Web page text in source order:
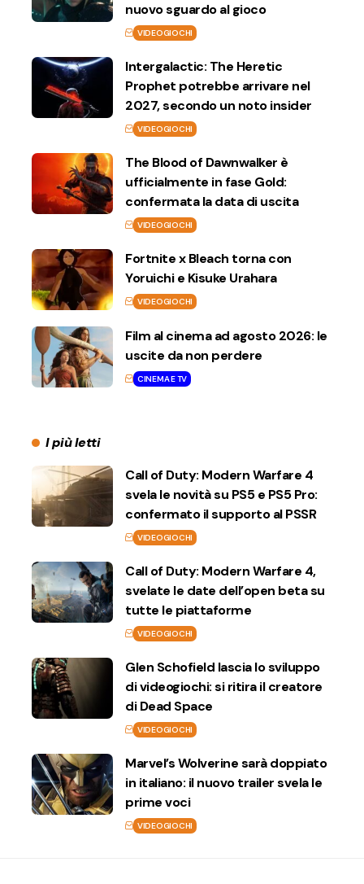
nuovo sguardo al gioco
VIDEOGIOCHI
Intergalactic: The Heretic
Prophet potrebbe arrivare nel
2027, secondo un noto insider
VIDEOGIOCHI
The Blood of Dawnwalker è
ufficialmente in fase Gold:
confermata la data di uscita
VIDEOGIOCHI
Fortnite x Bleach torna con
Yoruichi e Kisuke Urahara
VIDEOGIOCHI
Film al cinema ad agosto 2026: le
uscite da non perdere
CINEMA E TV
I più letti
Call of Duty: Modern Warfare 4
svela le novità su PS5 e PS5 Pro:
confermato il supporto al PSSR
VIDEOGIOCHI
Call of Duty: Modern Warfare 4,
svelate le date dell’open beta su
tutte le piattaforme
VIDEOGIOCHI
Glen Schofield lascia lo sviluppo
di videogiochi: si ritira il creatore
di Dead Space
VIDEOGIOCHI
Marvel’s Wolverine sarà doppiato
in italiano: il nuovo trailer svela le
prime voci
VIDEOGIOCHI